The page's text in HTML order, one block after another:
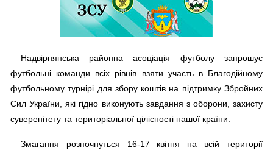
Надвірнянська районна асоціація футболу запрошує
футбольні команди всіх рівнів взяти участь в Благодійному
футбольному турнірі для збору коштів на підтримку Збройних
Сил України, які гідно виконують завдання з оборони, захисту
суверенітету та територіальної цілісності нашої країни.
Змагання розпочнуться 16-17 квітня на всій території